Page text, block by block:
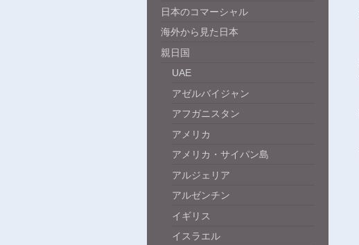
日本のコマーシャル
海外から見た日本
親日国
UAE
アゼルバイジャン
アフガニスタン
アメリカ
アメリカ・サイパン島
アルジェリア
アルゼンチン
イギリス
イスラエル